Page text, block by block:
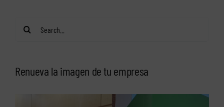
Search
Renueva la imagen de tu empresa